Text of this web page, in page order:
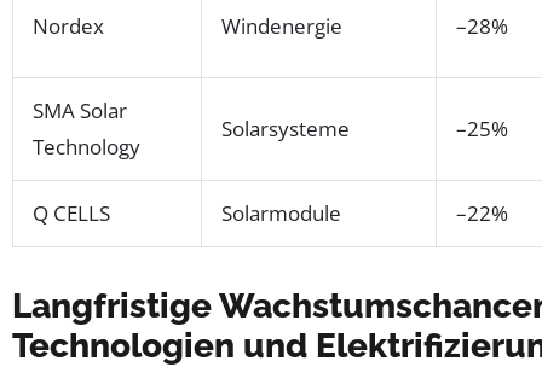
Nordex Windenergie –28%
SMA Solar
Technology
Solarsysteme –25%
Q CELLS Solarmodule –22%
Langfristige
Technologien und